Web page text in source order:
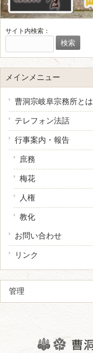
サイト内検索：
メインメニュー
曹洞宗岐阜宗務所とは
テレフォン法話
行事案内・報告
庶務
梅花
人権
教化
お問い合わせ
リンク
管理